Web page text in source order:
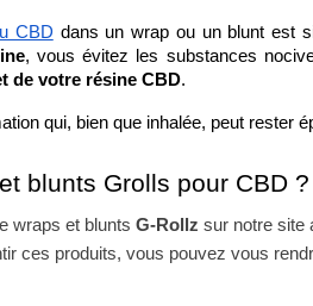
CBD dans un wrap ou un blunt est
, vous évitez les substances
de votre résine CBD.
qui, bien que inhalée, peut rester
blunts Grolls pour CBD ?
wraps et blunts G-Rollz sur notre site
ces produits, vous pouvez vous